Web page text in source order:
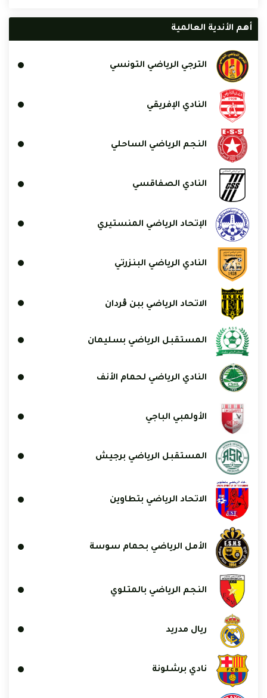
أهم الأندية العالمية
الترجي الرياضي التونسي
النادي الإفريقي
النجم الرياضي الساحلي
النادي الصفاقسي
الإتحاد الرياضي المنستيري
النادي الرياضي البنزرتي
الاتحاد الرياضي ببن ڨردان
المستقبل الرياضي بسليمان
النادي الرياضي لحمام الأنف
الأولمبي الباجي
المستقبل الرياضي برجيش
الاتحاد الرياضي بتطاوين
الأمل الرياضي بحمام سوسة
النجم الرياضي بالمتلوي
ريال مدريد
نادي برشلونة